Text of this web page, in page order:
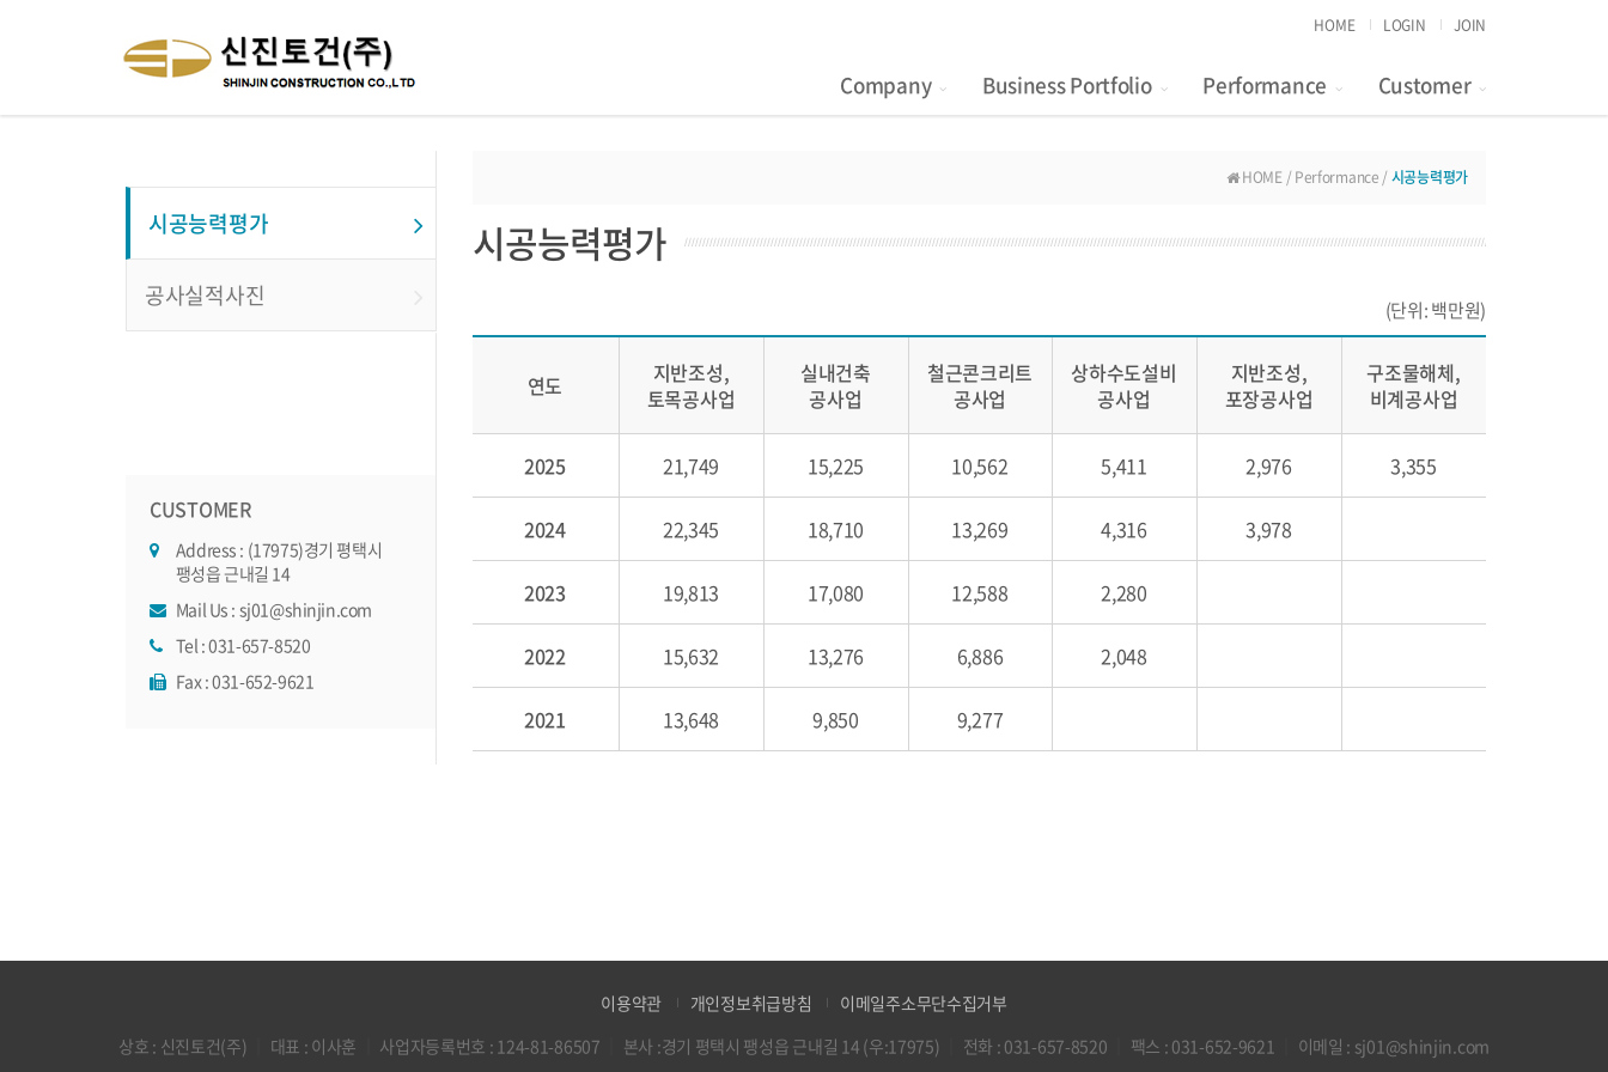
HOME LOGIN JOIN
Company Business Portfolio Performance Customer
시공능력평가
공사실적사진
CUSTOMER
Address : (17975)경기 평택시
팽성읍 근내길 14
Mail Us : sj01@shinjin.com
Tel :031-657-8520
Fax : 031-652-9621
HOME / Performance /시공능력평가
시공능력평가
(단위: 백만원)
연도
지반조성,
토목공사업
실내건축
공사업
철근콘크리트
공사업
상하수도설비
공사업
지반조성,
포장공사업
구조물해체,
비계공사업
2025 21,749 15,225 10,562 5,411 2,976 3,355
2024 22,345 18,710 13,269 4,316 3,978
2023 19,813 17,080 12,588 2,280
2022 15,632 13,276 6,886 2,048
2021 13,648 9,850 9,277
이용약관 개인정보취급방침
이메일주소무단수집거부
상호 : 신진토건(주)
대표 : 이사훈 사업자등록번호 : 124-81-86507 본사 :경기 평택시 팽성읍 근내길 14 (우:17975) 전화 : 031-657-8520 팩스 : 031-652-9621 이메일 : sj01@shinjin.com